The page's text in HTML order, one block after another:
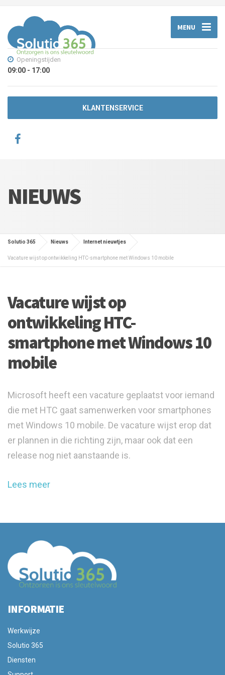
MENU
Openingstijden
09:00 - 17:00
KLANTENSERVICE
NIEUWS
Solutio 365 Nieuws Internet nieuwtjes
Vacature wijst op ontwikkeling HTC-smartphone met Windows 10 mobile
Vacature wijst op
ontwikkeling HTC-
smartphone met Windows 10
mobile
Microsoft heeft een vacature geplaatst voor iemand
die met HTC gaat samenwerken voor smartphones
met Windows 10 mobile. De vacature wijst erop dat
er plannen in die richting zijn, maar ook dat een
release nog niet aanstaande is.
Lees meer
INFORMATIE
Werkwijze
Solutio 365
Diensten